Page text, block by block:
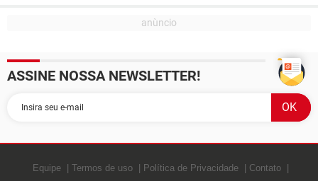
ASSINE NOSSA NEWSLETTER!
Equipe Termos de uso Política de Privacidade Contato